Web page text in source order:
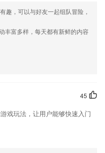
讯飞输入法oppo定制版讯飞
app讯飞输入法zui定制版app小
飞配音文字转语音app讯飞文档
法iphone版讯飞语记ios版讯飞
版讯飞输入法pc端讯飞文档pc
真实环境的联系。图片联想法让
合起来，达到寓教于乐的学习效
趣，可以与好友一起组队冒险，
丰富多样，每天都有新鲜的内容
45
戏玩法，让用户能够快速入门